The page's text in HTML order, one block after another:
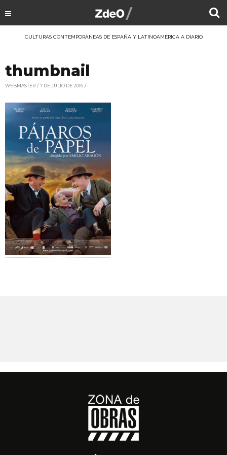
CULTURAS CONTEMPORÁNEAS DE ESPAÑA Y LATINOAMÉRICA A DIARIO
thumbnail
WEBMASTER 7 DE JULIO DE 2016